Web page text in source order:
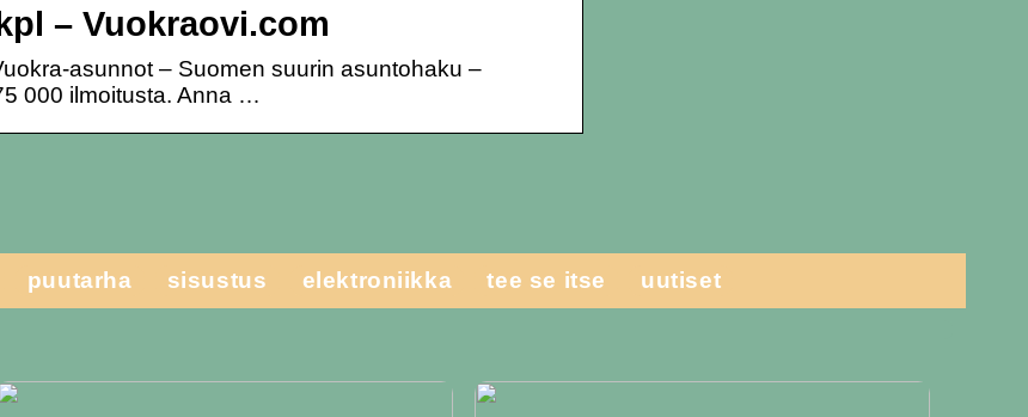
– Vuokraovi.com
asunnot – Suomen suurin asuntohaku –
000 ilmoitusta. Anna …
puutarha sisustus elektroniikka tee se itse uutiset